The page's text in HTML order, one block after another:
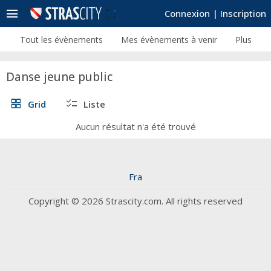
Connexion | Inscription
menu
Tout les évènements Mes évènements à venir Plus
Danse jeune public
grid_view Grid checklist Liste
Aucun résultat n'a été trouvé
Fra
Copyright © 2026 Strascity.com. All rights reserved